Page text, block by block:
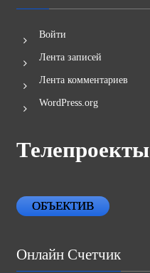
Войти
Лента записей
Лента комментариев
WordPress.org
Телепроекты
ОБЪЕКТИВ
Онлайн Счетчик